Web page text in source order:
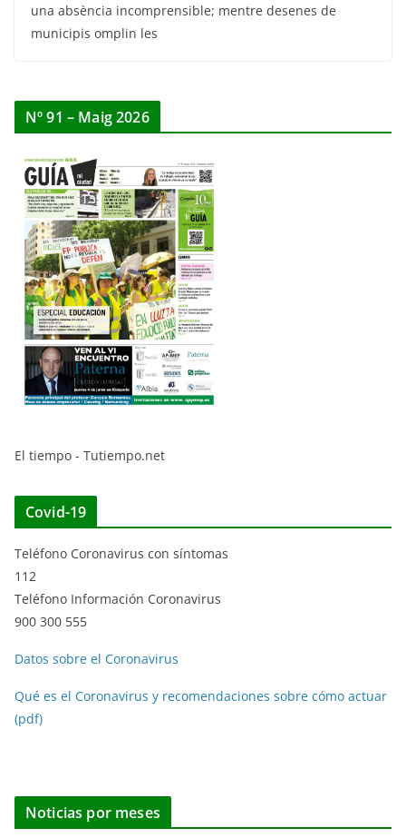
una absència incomprensible; mentre desenes de
municipis omplin les
Nº 91 – Maig 2026
El tiempo - Tutiempo.net
Covid-19
Teléfono Coronavirus con síntomas
112
Teléfono Información Coronavirus
900 300 555
Datos sobre el Coronavirus
Qué es el Coronavirus y recomendaciones sobre cómo actuar
(pdf)
Noticias por meses